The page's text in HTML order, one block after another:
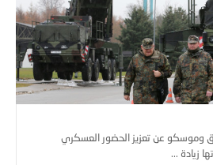
وموسكو عن تعزيز الحضور العسكري
زيادة ...